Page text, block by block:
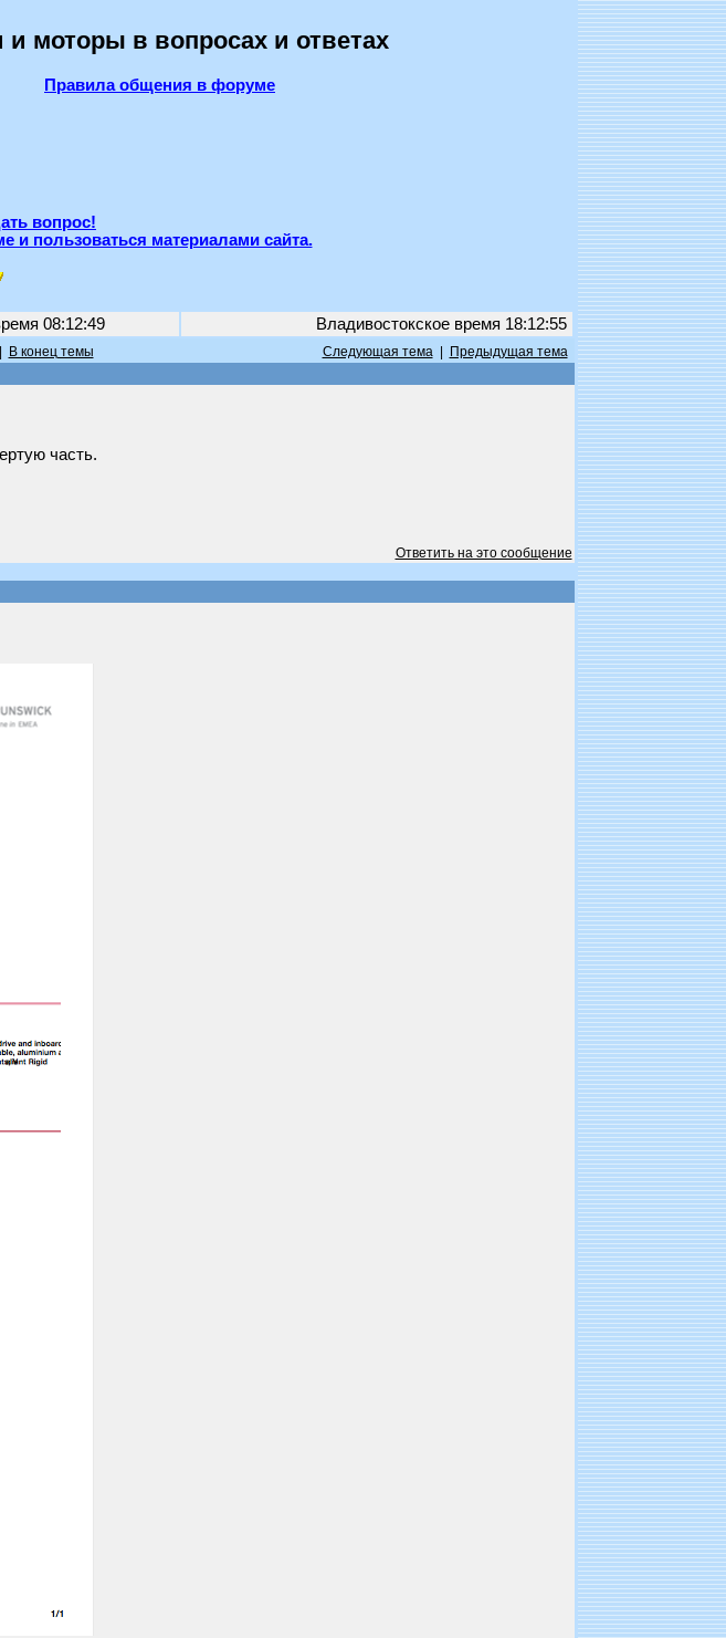
и моторы в вопросах и ответах
Правила общения в форуме
вопрос!
и пользоваться материалами сайта.
08:12:49 Владивостокское время 18:12:55
В конец темы Следующая тема|
Предыдущая тема
часть.
Ответить на это сообщение